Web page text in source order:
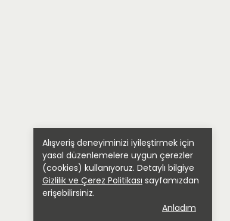
Alışveriş deneyiminizi iyileştirmek için
yasal düzenlemelere uygun çerezler
(cookies) kullanıyoruz. Detaylı bilgiye
Gizlilik ve Çerez Politikası sayfamızdan
erişebilirsiniz.
Anladım